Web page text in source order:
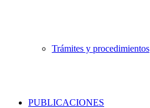
Trámites y procedimientos
PUBLICACIONES